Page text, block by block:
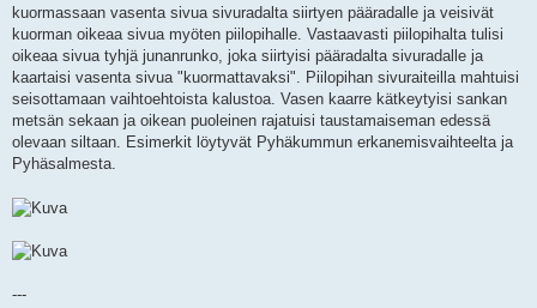
kuormassaan vasenta sivua sivuradalta siirtyen pääradalle ja veisivät
kuorman oikeaa sivua myöten piilopihalle. Vastaavasti piilopihalta tulisi
oikeaa sivua tyhjä junanrunko, joka siirtyisi pääradalta sivuradalle ja
kaartaisi vasenta sivua "kuormattavaksi". Piilopihan sivuraiteilla mahtuisi
seisottamaan vaihtoehtoista kalustoa. Vasen kaarre kätkeytyisi sankan
metsän sekaan ja oikean puoleinen rajatuisi taustamaiseman edessä
olevaan siltaan. Esimerkit löytyvät Pyhäkummun erkanemisvaihteelta ja
Pyhäsalmesta.
---